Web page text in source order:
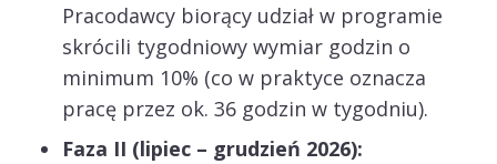
Pracodawcy biorący udział w programie
skrócili tygodniowy wymiar godzin o
minimum 10% (co w praktyce oznacza
pracę przez ok. 36 godzin w tygodniu).
Faza II (lipiec – grudzień 2026):